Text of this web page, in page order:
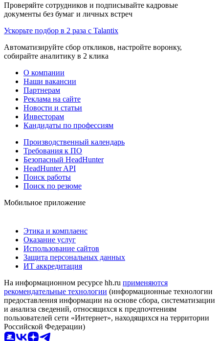
Проверяйте сотрудников и подписывайте кадровые
документы без бумаг и личных встреч
Ускорьте подбор в 2 раза с Talantix
Автоматизируйте сбор откликов, настройте воронку,
собирайте аналитику в 2 клика
О компании
Наши вакансии
Партнерам
Реклама на сайте
Новости и статьи
Инвесторам
Кандидаты по профессиям
Производственный календарь
Требования к ПО
Безопасный HeadHunter
HeadHunter API
Поиск работы
Поиск по резюме
Мобильное приложение
Этика и комплаенс
Оказание услуг
Использование сайтов
Защита персональных данных
ИТ аккредитация
На информационном ресурсе hh.ru применяются
рекомендательные технологии (информационные технологии
предоставления информации на основе сбора, систематизации
и анализа сведений, относящихся к предпочтениям
пользователей сети «Интернет», находящихся на территории
Российской Федерации)